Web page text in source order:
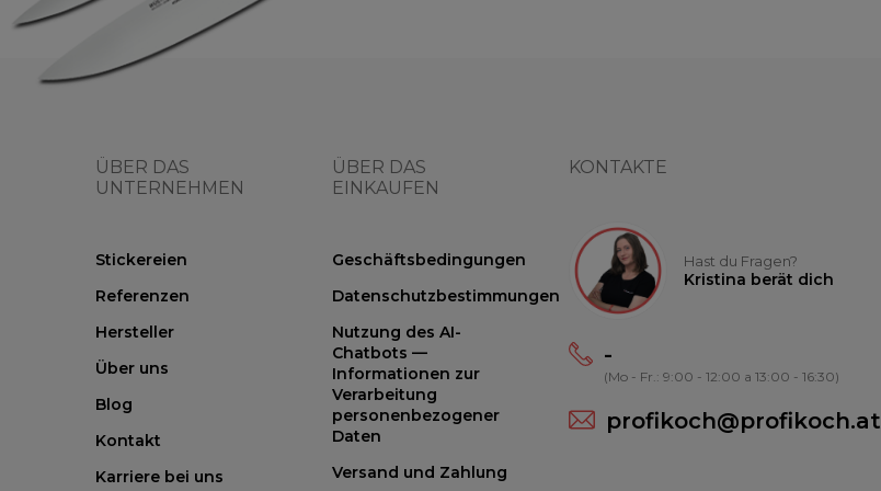
ÜBER DAS
UNTERNEHMEN
Stickereien
Referenzen
Hersteller
Über uns
Blog
Kontakt
Karriere bei uns
ÜBER DAS
EINKAUFEN
Geschäftsbedingungen
Datenschutzbestimmungen
Nutzung des AI-
Chatbots —
Informationen zur
Verarbeitung
personenbezogener
Daten
Versand und Zahlung
KONTAKTE
Hast du Fragen?
Kristina berät dich
-
(Mo - Fr.: 9:00 - 12:00 a 13:00 - 16:30)
profikoch@profikoch.at